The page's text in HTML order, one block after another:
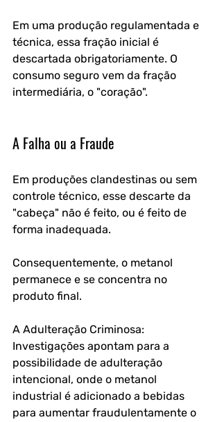
Em uma produção regulamentada e
técnica, essa fração inicial é
descartada obrigatoriamente. O
consumo seguro vem da fração
intermediária, o "coração".
A Falha ou a Fraude
Em produções clandestinas ou sem
controle técnico, esse descarte da
"cabeça" não é feito, ou é feito de
forma inadequada.
Consequentemente, o metanol
permanece e se concentra no
produto final.
A Adulteração Criminosa:
Investigações apontam para a
possibilidade de adulteração
intencional, onde o metanol
industrial é adicionado a bebidas
para aumentar fraudulentamente o